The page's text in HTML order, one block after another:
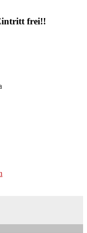
frei!!